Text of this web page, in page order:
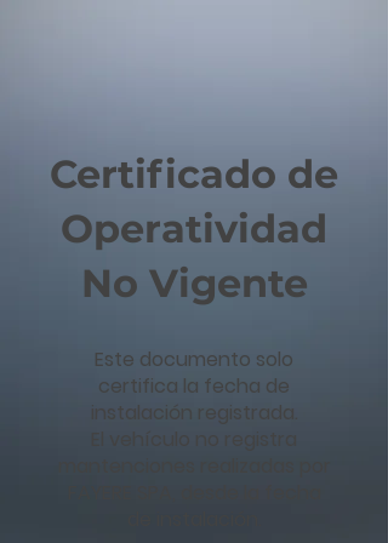
Certificado de
Operatividad
No Vigente
Este documento solo
certifica la fecha de
instalación registrada.
El vehículo no registra